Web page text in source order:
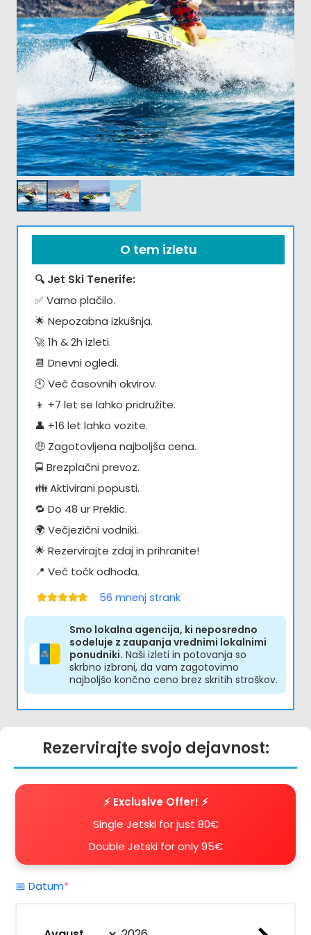
O tem izletu
🔍 Jet Ski Tenerife:
✅ Varno plačilo.
🌟 Nepozabna izkušnja.
🚀 1h & 2h izleti.
📆 Dnevni ogledi.
🕙 Več časovnih okvirov.
👦 +7 let se lahko pridružite.
👤 +16 let lahko vozite.
🤑 Zagotovljena najboljša cena.
🚍 Brezplačni prevoz.
👪 Aktivirani popusti.
🔁 Do 48 ur Preklic.
🌍 Večjezični vodniki.
🌟 Rezervirajte zdaj in prihranite!
📍 Več točk odhoda.
od 5
56 mnenj strank
Smo lokalna agencija, ki neposredno
sodeluje z zaupanja vrednimi lokalnimi
ponudniki. Naši izleti in potovanja so
skrbno izbrani, da vam zagotovimo
najboljšo končno ceno brez skritih stroškov.
Rezervirajte svojo dejavnost:
⚡️ Exclusive Offer! ⚡️
Single Jetski for just 80€
Double Jetski for only 95€
📅 Datum*